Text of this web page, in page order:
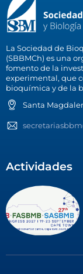
La Sociedad de
(SBBMCh) es una
fomento de la
experimental, que
bioquímica y de la
Santa
Actividades